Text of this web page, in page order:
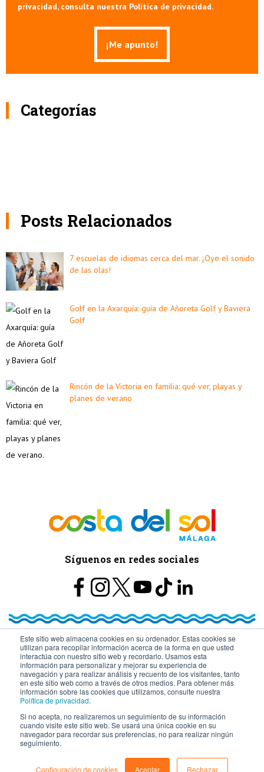
Este sitio web almacena cookies en su ordenador. Estas cookies se
utilizan para recopilar información acerca de la forma en que usted
interactúa con nuestro sitio web y recordarlo. Usamos esta
información para personalizar y mejorar su experiencia de
navegación y para realizar análisis y recuento de los visitantes, tanto
en este sitio web como a través de otros medios. Para obtener más
información sobre las cookies que utilizamos, consulte nuestra
Política de privacidad.
Si no acepta, no realizaremos un seguimiento de su información
cuando visite este sitio web. Se usará una única cookie en su
navegador para recordar sus preferencias, no para realizar ningún
seguimiento.
Configuración de cookies Aceptar Rechazar
privacidad, consulta nuestra Política de privacidad.
Categorías
Posts Relacionados
7 escuelas de idiomas cerca del mar. ¡Oye el sonido
de las olas!
Golf en la Axarquía: guía de Añoreta Golf y Baviera
Golf
Rincón de la Victoria en familia: qué ver, playas y
planes de verano
Síguenos en redes sociales
© Turismo y Planificación Costa del Sol S.L.U. Todos los Derechos
Reservados